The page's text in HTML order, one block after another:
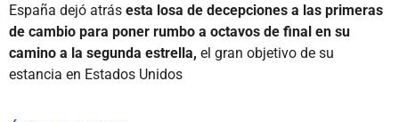
España dejó atrás esta losa de decepciones a las primeras
de cambio para poner rumbo a octavos de final en su
camino a la segunda estrella, el gran objetivo de su
estancia en Estados Unidos